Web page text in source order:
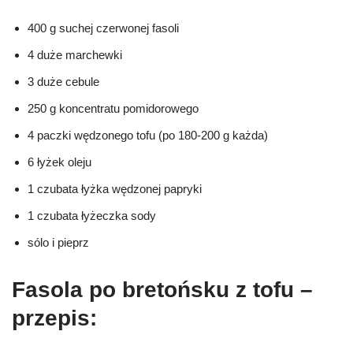
400 g suchej czerwonej fasoli
4 duże marchewki
3 duże cebule
250 g koncentratu pomidorowego
4 paczki wędzonego tofu (po 180-200 g każda)
6 łyżek oleju
1 czubata łyżka wędzonej papryki
1 czubata łyżeczka sody
sólo i pieprz
Fasola po bretońsku z tofu –
przepis: